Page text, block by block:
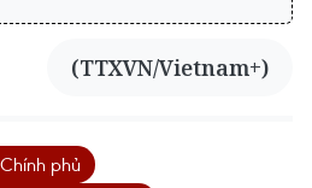
(TTXVN/Vietnam+)
phủ